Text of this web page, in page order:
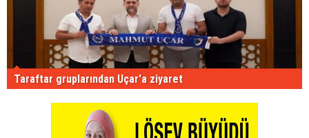
Taraftar gruplarından Uçar'a ziyaret